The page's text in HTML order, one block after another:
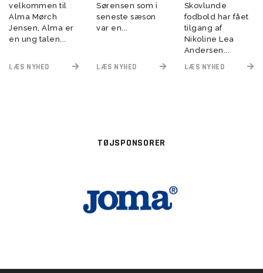
velkommen til
Alma Mørch
Jensen, Alma er
en ung talen...
LÆS NYHED
Sørensen som i
seneste sæson
var en...
LÆS NYHED
Skovlunde
fodbold har fået
tilgang af
Nikoline Lea
Andersen...
LÆS NYHED
TØJSPONSORER